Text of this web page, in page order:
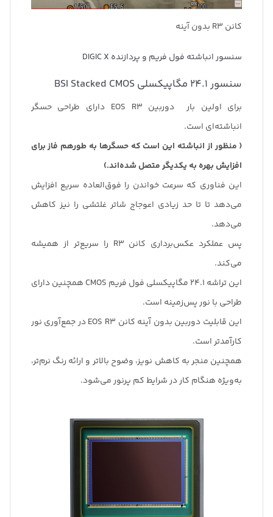
کانن R3 بدون آینه
سنسور انباشته فول فریم و پردازنده DIGIC X
سنسور 24.1 مگاپیکسلی BSI Stacked CMOS
برای اولین بار دوربین‌ EOS R3 دارای طراحی حسگر
انباشته‌ای است.
( منظور از انباشته این است که حسگرها به طورهم فاز برای
افزایش بهره به یکدیگر متصل شده‌اند.)
این فناوری که سرعت خواندن را فوق‌العاده سریع افزایش
می‌دهد تا تا حد زیادی اعوجاج شاتر غلتشی را نیز کاهش
می‌دهد.
پس عملکرد عکس‌برداری کانن R3 را سریع‌تر از همیشه
می‌کند.
این تراشه 24.1 مگاپیکسلی فول فریم CMOS همچنین دارای
طراحی با نور پس‌زمینه است.
این قابلیت دوربین بدون آینه کانن EOS R3 در جمع‌آوری نور
کارآمدتر است.
همچنین منجر به کاهش نویز، وضوح بالاتر و ارائه رنگ نرم‌تر،
به‌ویژه هنگام کار در شرایط کم پرنور می‌شود.